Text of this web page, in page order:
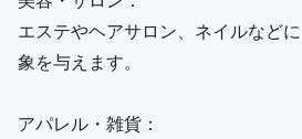
エステやヘアサロン、ネイルなど
象を与えます。
アパレル・雑貨：